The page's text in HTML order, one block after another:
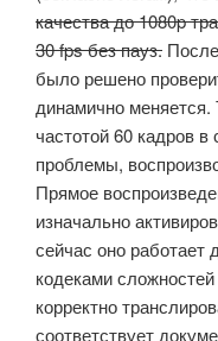
качества до 1080p
30 fps без пауз.
было решено
динамично
частотой 60 кадров
проблемы,
Прямое
изначально
сейчас оно
кодеками
корректно
соответствует